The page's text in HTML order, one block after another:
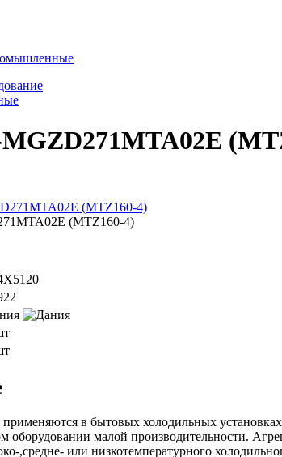
(MTZ160-4)
в бытовых холодильных
малой производительности.
,средне- или низкотемпературного